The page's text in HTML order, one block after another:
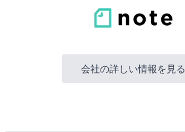
会社の詳しい情報を見る